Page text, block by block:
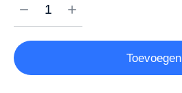
Toevoegen